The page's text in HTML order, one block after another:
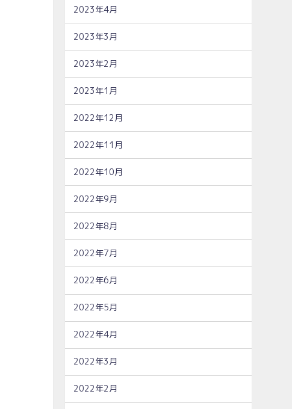
2023年4月
2023年3月
2023年2月
2023年1月
2022年12月
2022年11月
2022年10月
2022年9月
2022年8月
2022年7月
2022年6月
2022年5月
2022年4月
2022年3月
2022年2月